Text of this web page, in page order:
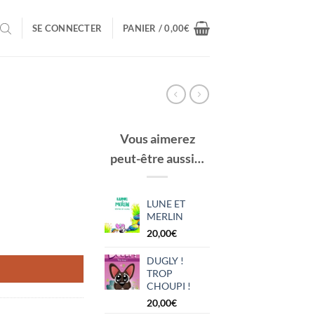
SE CONNECTER PANIER /0,00€
Vous aimerez
peut-être aussi…
LUNE ET
MERLIN
20,00€
DUGLY !
TROP
CHOUPI !
20,00€